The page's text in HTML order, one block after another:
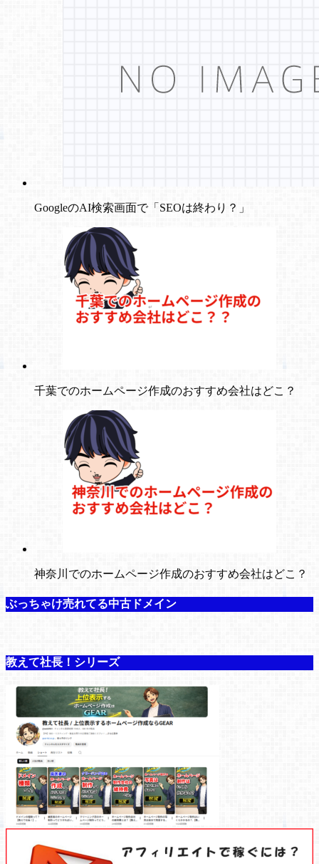
GoogleのAI検索画面で「SEOは終わり？」
千葉でのホームページ作成のおすすめ会社はどこ？
神奈川でのホームページ作成のおすすめ会社はどこ？
ぶっちゃけ売れてる中古ドメイン
教えて社長！シリーズ